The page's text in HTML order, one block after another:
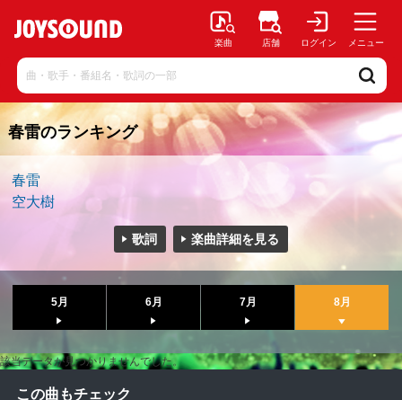
楽曲 店舗 ログイン メニュー
春雷のランキング
春雷
空大樹
歌詞 楽曲詳細を見る
5月 6月 7月 8月
該当データが見つかりませんでした。
この曲もチェック